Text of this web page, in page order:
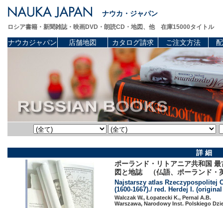
ナウカ・ジャパン
ロシア書籍・新聞雑誌・映画DVD・朗読CD・地図、他 在庫15000タイトル
ナウカジャパン 店舗地図 カタログ請求 ご注文方法
詳 細
ポーランド・リトアニア共和国
図と地誌 （仏語、ポーランド・
Najstarszy atlas Rzeczypospolitej
(1600-1667)./ red. Herdej I.
Walczak W., Łopatecki K., Pernal A.B.
Warszawa, Narodowy Inst. Polskiego